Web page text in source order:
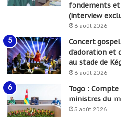
fondements
(interview
6 août 2026
Concert
d’adoration et
au stade de
6 août 2026
Togo :
ministres du
5 août 2026